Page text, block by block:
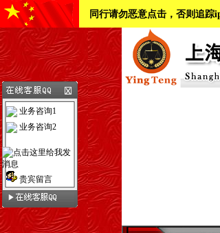
同行请勿恶意点击，否则追踪
业务咨询1
业务咨询2
贵宾留言